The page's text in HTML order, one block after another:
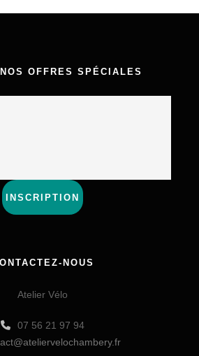
OFFRES SPÉCIALES
INSCRIPTION
NOUS
Atelier Vélo
07 56 21 97 94